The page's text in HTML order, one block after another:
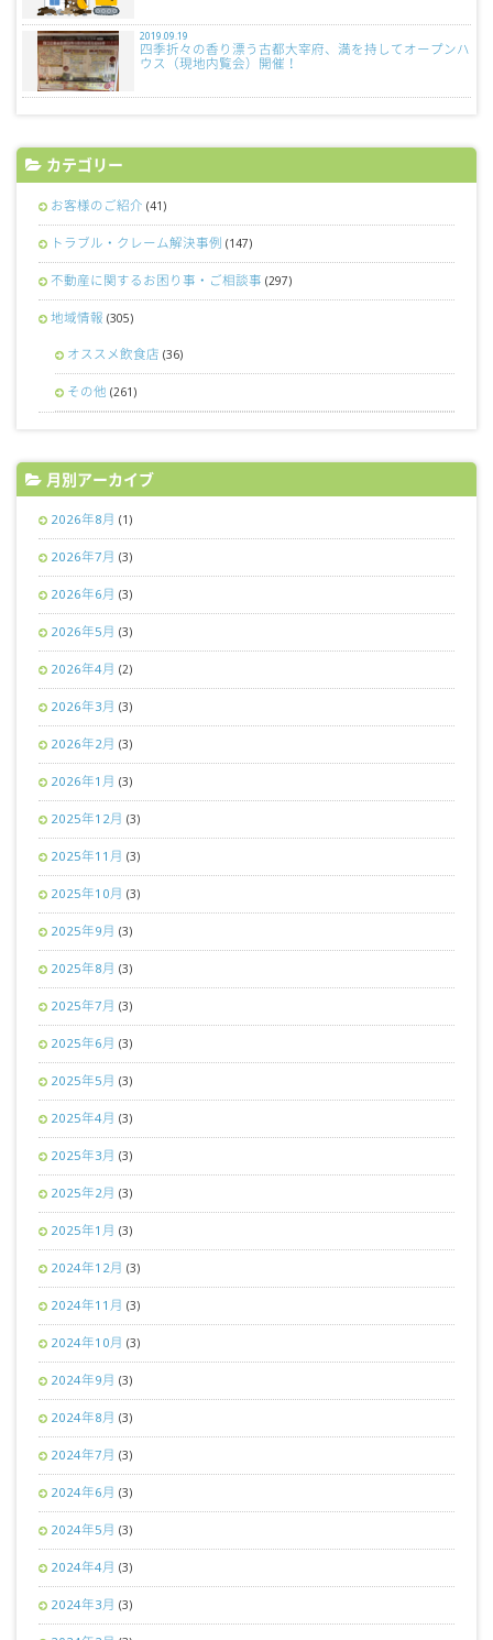
2019.09.19
四季折々の香り漂う古都大宰府、満を持してオープンハ
ウス（現地内覧会）開催！
カテゴリー
お客様のご紹介 (41)
トラブル・クレーム解決事例 (147)
不動産に関するお困り事・ご相談事 (297)
地域情報 (305)
オススメ飲食店 (36)
その他 (261)
月別アーカイブ
2026年8月 (1)
2026年7月 (3)
2026年6月 (3)
2026年5月 (3)
2026年4月 (2)
2026年3月 (3)
2026年2月 (3)
2026年1月 (3)
2025年12月 (3)
2025年11月 (3)
2025年10月 (3)
2025年9月 (3)
2025年8月 (3)
2025年7月 (3)
2025年6月 (3)
2025年5月 (3)
2025年4月 (3)
2025年3月 (3)
2025年2月 (3)
2025年1月 (3)
2024年12月 (3)
2024年11月 (3)
2024年10月 (3)
2024年9月 (3)
2024年8月 (3)
2024年7月 (3)
2024年6月 (3)
2024年5月 (3)
2024年4月 (3)
2024年3月 (3)